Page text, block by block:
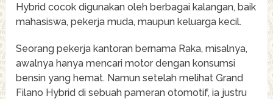
Hybrid cocok digunakan oleh berbagai kalangan, baik
mahasiswa, pekerja muda, maupun keluarga kecil.
Seorang pekerja kantoran bernama Raka, misalnya,
awalnya hanya mencari motor dengan konsumsi
bensin yang hemat. Namun setelah melihat Grand
Filano Hybrid di sebuah pameran otomotif, ia justru